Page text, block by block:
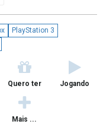
PlayStation 3
Quero ter Jogando
Mais ...